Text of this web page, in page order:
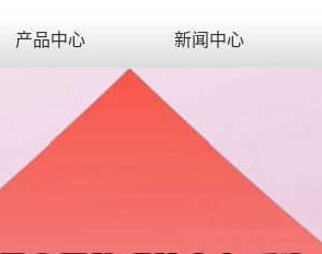
产品中心 新闻中心